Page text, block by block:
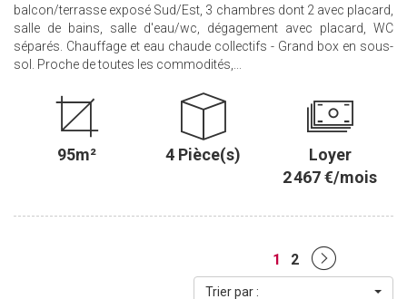
balcon/terrasse exposé Sud/Est, 3 chambres dont 2 avec placard,
salle de bains, salle d'eau/wc, dégagement avec placard, WC
séparés. Chauffage et eau chaude collectifs - Grand box en sous-
sol. Proche de toutes les commodités,...
95m² 4 Pièce(s)
Loyer
2 467 €/mois
1 2
Trier par :